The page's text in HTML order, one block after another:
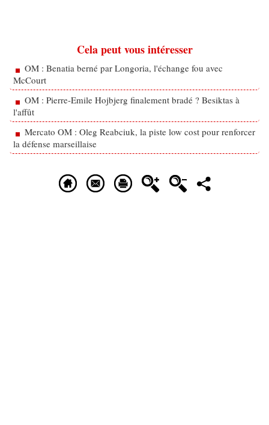
Cela peut vous intéresser
OM : Benatia berné par Longoria, l'échange fou avec
McCourt
OM : Pierre-Emile Hojbjerg finalement bradé ? Besiktas à
l'affût
Mercato OM : Oleg Reabciuk, la piste low cost pour renforcer
la défense marseillaise